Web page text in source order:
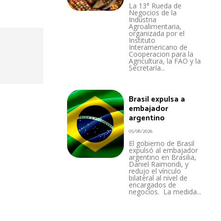
La 13° Rueda de
Negocios de la
Industria
Agroalimentaria,
organizada por el
Instituto
Interamericano de
Cooperacion para la
Agricultura, la FAO y la
Secretaría...
Brasil expulsa a
embajador
argentino
05/08/2026
El gobierno de Brasil
expulsó al embajador
argentino en Brasilia,
Daniel Raimondi, y
redujo el vínculo
bilateral al nivel de
encargados de
negocios. La medida...